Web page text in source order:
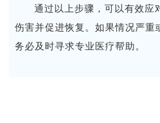
通过以上步骤，可以有效应
伤害并促进恢复。如果情况严重
务必及时寻求专业医疗帮助。